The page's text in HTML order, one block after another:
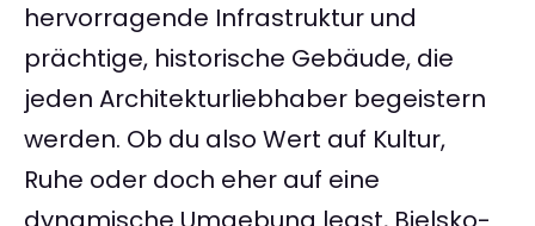
hervorragende Infrastruktur und
prächtige, historische Gebäude, die
jeden Architekturliebhaber begeistern
werden. Ob du also Wert auf Kultur,
Ruhe oder doch eher auf eine